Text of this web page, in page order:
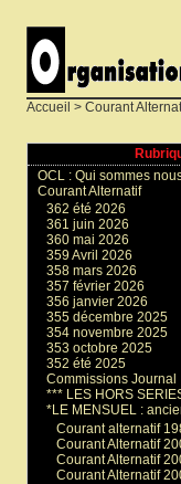
Accueil > Courant
OCL : Qui sommes
Courant Alternatif
362 été 2026
361 juin 2026
360 mai 2026
359 Avril 2026
358 mars 2026
357 février 2026
356 janvier 2026
355 décembre 2025
354 novembre 2025
353 octobre 2025
352 été 2025
Commissions Journal
*** LES HORS
*LE MENSUEL :
Courant alternatif
Courant Alternatif
Courant Alternatif
Courant Alternatif